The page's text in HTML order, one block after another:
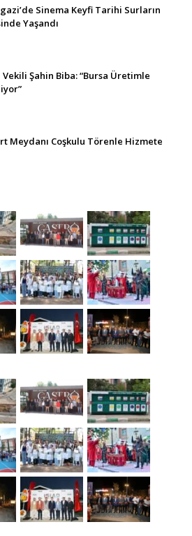
Sinema Keyfi Tarihi Surların
Yaşandı
Vekili Şahin Biba: “Bursa Üretimle
Meydanı Coşkulu Törenle Hizmete